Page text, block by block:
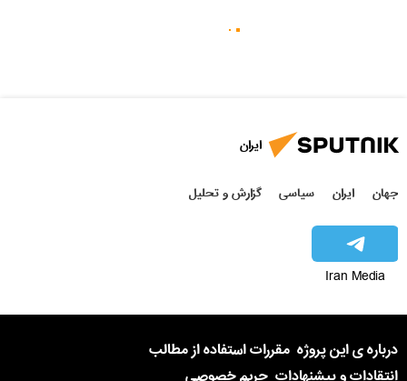
ایران
جهان ایران سیاسی گزارش و تحلیل
Iran Media
درباره ی این پروژه مقررات استفاده از مطالب